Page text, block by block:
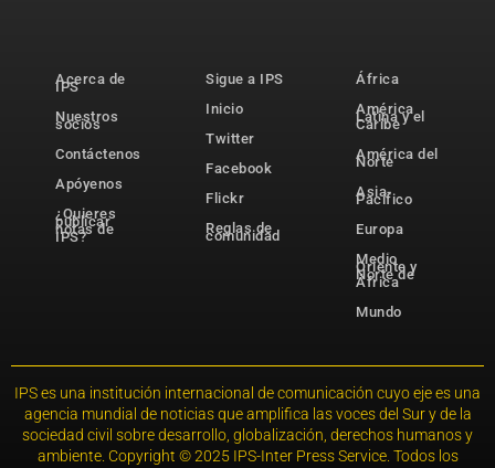
Acerca de
IPS
Nuestros
socios
Contáctenos
Apóyenos
¿Quieres
publicar
notas de
IPS?
Sigue a IPS
Inicio
Twitter
Facebook
Flickr
Reglas de
comunidad
África
América
Latina y el
Caribe
América del
Norte
Asia-
Pacífico
Europa
Medio
Oriente y
Norte de
África
Mundo
IPS es una institución internacional de comunicación cuyo eje es una
agencia mundial de noticias que amplifica las voces del Sur y de la
sociedad civil sobre desarrollo, globalización, derechos humanos y
ambiente. Copyright © 2025 IPS-Inter Press Service. Todos los